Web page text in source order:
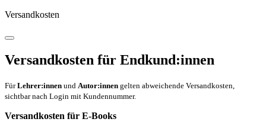
Versandkosten
Versandkosten für Endkund:innen
FürLehrer:innen und Autor:innen gelten abweichende Versandkosten,
sichtbar nach Login mit Kundennummer.
Versandkosten für E-Books